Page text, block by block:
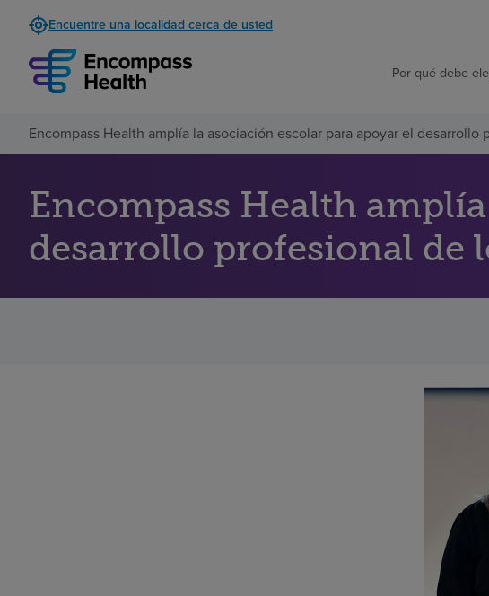
Encuentre una localidad cerca de usted
Por qué debe
Encompass Health amplía la asociación escolar para apoyar el
Encompass Health
desarrollo profesional de